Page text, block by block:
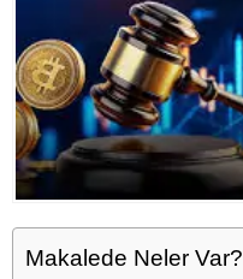
Makalede Neler Var?